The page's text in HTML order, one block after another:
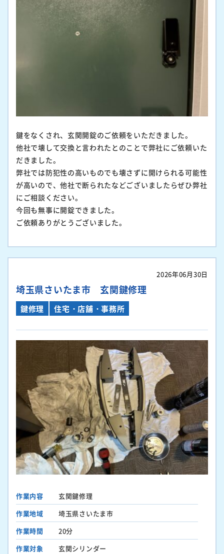
鍵をなくされ、玄関開錠のご依頼をいただきました。
他社で壊して交換と言われたとのことで弊社にご依頼いた
だきました。
弊社では防犯性の高いものでも壊さずに開けられる可能性
が高いので、他社で断られたなどございましたらぜひ弊社
にご相談ください。
今回も無事に開錠できました。
ご依頼ありがとうございました。
2026年06月30日
埼玉県さいたま市 玄関鍵修理
鍵修理 住宅・店舗・事務所
作業内容
玄関鍵修理
作業地域
埼玉県さいたま市
作業時間
20分
作業対象
玄関シリンダー